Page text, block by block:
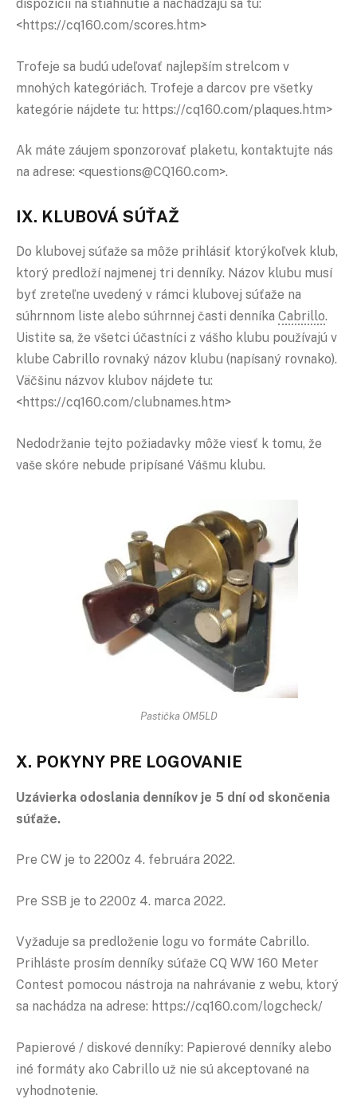
dispozícii na stiahnutie a nachádzajú sa tu:
<https://cq160.com/scores.htm>
Trofeje sa budú udeľovať najlepším strelcom v
mnohých kategóriách. Trofeje a darcov pre všetky
kategórie nájdete tu: https://cq160.com/plaques.htm>
Ak máte záujem sponzorovať plaketu, kontaktujte nás
na adrese: <questions@CQ160.com>.
IX. KLUBOVÁ SÚŤAŽ
Do klubovej súťaže sa môže prihlásiť ktorýkoľvek klub,
ktorý predloží najmenej tri denníky. Názov klubu musí
byť zreteľne uvedený v rámci klubovej súťaže na
súhrnnom liste alebo súhrnnej časti denníka Cabrillo.
Uistite sa, že všetci účastníci z vášho klubu používajú v
klube Cabrillo rovnaký názov klubu (napísaný rovnako).
Väčšinu názvov klubov nájdete tu:
<https://cq160.com/clubnames.htm>
Nedodržanie tejto požiadavky môže viesť k tomu, že
vaše skóre nebude pripísané Vášmu klubu.
Pastička OM5LD
X. POKYNY PRE LOGOVANIE
Uzávierka odoslania denníkov je 5 dní od skončenia
súťaže.
Pre CW je to 2200z 4. februára 2022.
Pre SSB je to 2200z 4. marca 2022.
Vyžaduje sa predloženie logu vo formáte Cabrillo.
Prihláste prosím denníky súťaže CQ WW 160 Meter
Contest pomocou nástroja na nahrávanie z webu, ktorý
sa nachádza na adrese: https://cq160.com/logcheck/
Papierové / diskové denníky: Papierové denníky alebo
iné formáty ako Cabrillo už nie sú akceptované na
vyhodnotenie.